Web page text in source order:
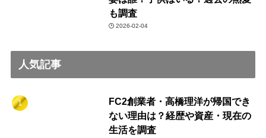
も調査
2026-02-04
人気記事
FC2創業者・高橋理洋が帰国でき
ない理由は？経歴や資産・現在の
生活を調査